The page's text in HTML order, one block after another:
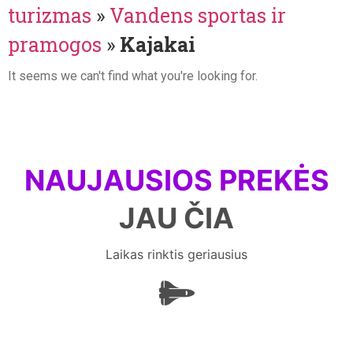
turizmas » Vandens sportas ir
pramogos » Kajakai
It seems we can't find what you're looking for.
NAUJAUSIOS PREKĖS
JAU ČIA
Laikas rinktis geriausius